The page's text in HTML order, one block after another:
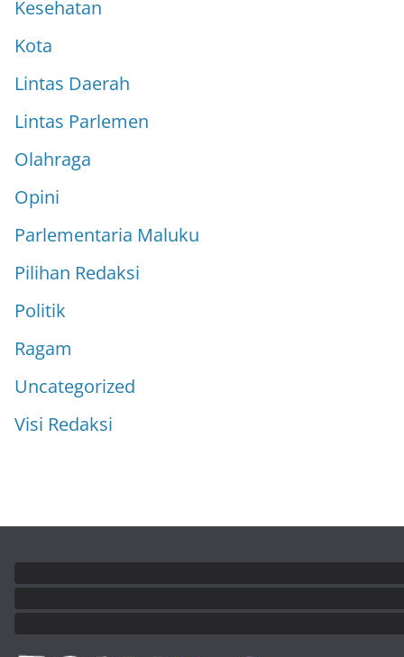
Kesehatan
Kota
Lintas Daerah
Lintas Parlemen
Olahraga
Opini
Parlementaria Maluku
Pilihan Redaksi
Politik
Ragam
Uncategorized
Visi Redaksi